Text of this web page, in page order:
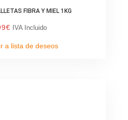
FIBRA Y MIEL 1KG
€ IVA Incluido
a lista de deseos